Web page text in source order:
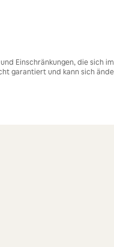
Einschränkungen, die sich
garantiert und kann sich